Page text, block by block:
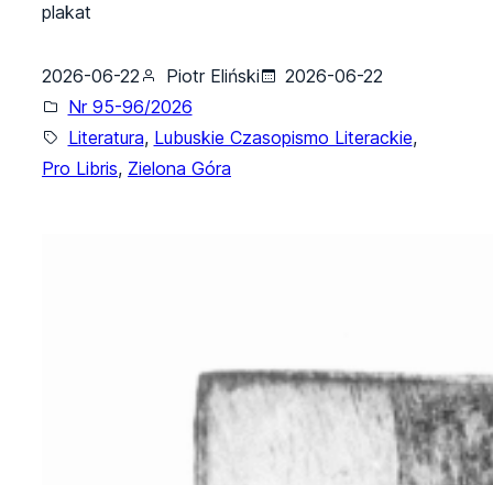
plakat
2026-06-22 Piotr Eliński
2026-06-22
Nr 95-96/2026
Literatura, Lubuskie Czasopismo Literackie,
Pro Libris, Zielona Góra